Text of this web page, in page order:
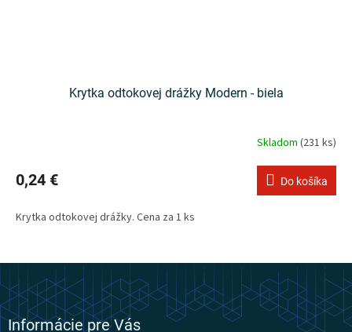
Krytka odtokovej drážky Modern - biela
Skladom (231 ks)
0,24 € Do košíka
Krytka odtokovej drážky. Cena za 1 ks
Z
á
p
äInformácie pre Vás